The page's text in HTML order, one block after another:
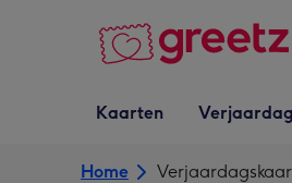
Vervolgkeuzelijst
Kaarten openen
Kaarten
Vervolgkeuzelijst
Verjaardag
Verjaardag
Home